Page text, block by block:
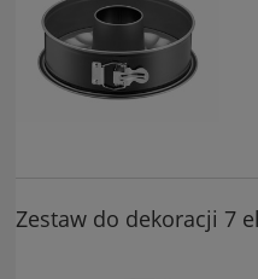
Zestaw do dekoracji 7